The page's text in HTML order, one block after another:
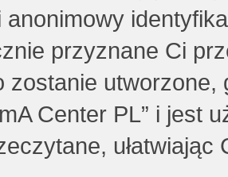
anonimowy
przyznane Ci
zostanie
Center PL” i jest